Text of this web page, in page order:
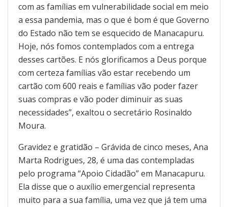
com as famílias em vulnerabilidade social em meio
a essa pandemia, mas o que é bom é que Governo
do Estado não tem se esquecido de Manacapuru.
Hoje, nós fomos contemplados com a entrega
desses cartões. E nós glorificamos a Deus porque
com certeza famílias vão estar recebendo um
cartão com 600 reais e famílias vão poder fazer
suas compras e vão poder diminuir as suas
necessidades”, exaltou o secretário Rosinaldo
Moura.
Gravidez e gratidão – Grávida de cinco meses, Ana
Marta Rodrigues, 28, é uma das contempladas
pelo programa “Apoio Cidadão” em Manacapuru.
Ela disse que o auxílio emergencial representa
muito para a sua família, uma vez que já tem uma